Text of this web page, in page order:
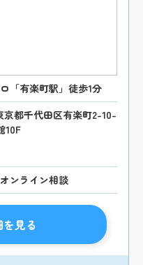
「有楽町駅」徒歩1分
京都千代田区有楽町2-10-
10F
ンライン相談
見る